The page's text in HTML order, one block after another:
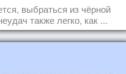
выбраться из чёрной
также легко, как ...